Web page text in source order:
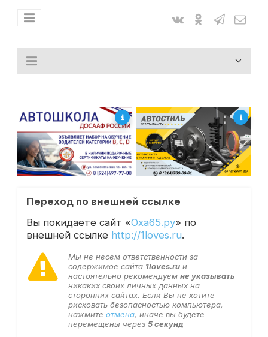
Переход по внешней ссылке
Вы покидаете сайт «Оха65.ру» по
внешней ссылке http://1loves.ru.
Мы не несем ответственности за
содержимое сайта 1loves.ruи
настоятельно рекомендуем не указывать
никаких своих личных данных на
сторонних сайтах. Если Вы не хотите
рисковать безопасностью компьютера,
нажмите отмена, иначе вы будете
перемещены через 5секунд